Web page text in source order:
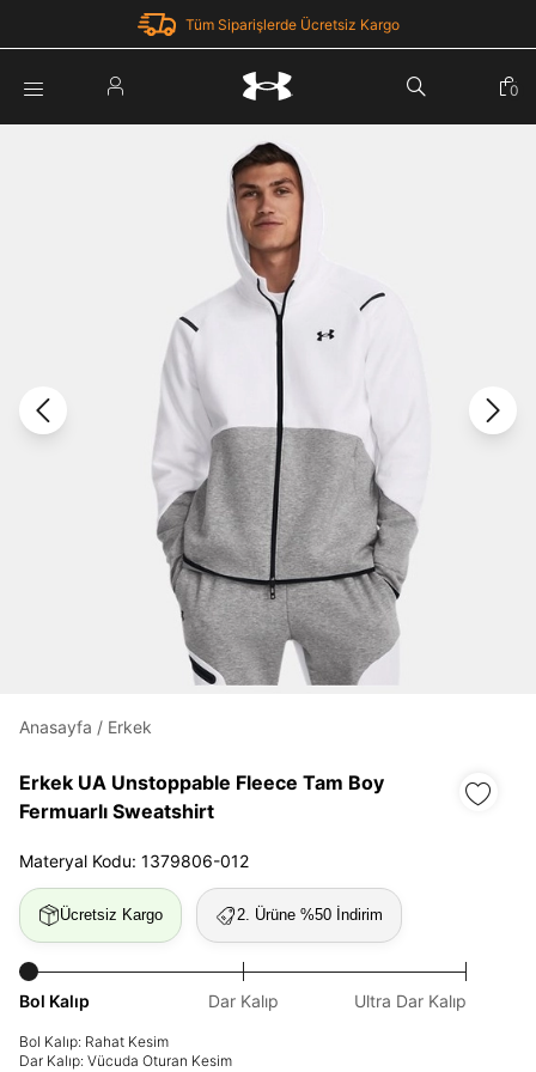
Tüm Siparişlerde Ücretsiz Kargo
Giriş Yap
Under Armour'da yeni misiniz? Kayıt Ol
Üye Olmadan Devam Et
0
Anasayfa / Erkek
Erkek UA Unstoppable Fleece Tam Boy
Fermuarlı Sweatshirt
Materyal Kodu: 1379806-012
Ücretsiz Kargo 2. Ürüne %50 İndirim
Bol Kalıp Dar Kalıp Ultra Dar Kalıp
Bol Kalıp: Rahat Kesim
Dar Kalıp: Vücuda Oturan Kesim
Parola Yenileme
Parolayı Yenile
Giriş Sayfasına Dön
Zaten hesabın var mı? Giriş yap
Daha hızlı ödeme. Hızlı sipariş takibi.
Giriş Yap Kayıt Ol
E-posta
Beni Hatırla